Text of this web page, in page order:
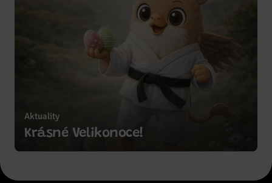
Aktuality
Krásné Velikonoce!
Zobrazit více